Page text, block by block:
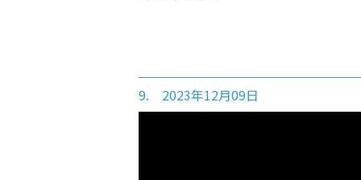
9. 2023年12月09日